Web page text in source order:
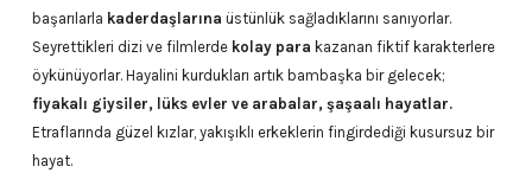
başarılarla kaderdaşlarına üstünlük sağladıklarını sanıyorlar.
Seyrettikleri dizi ve filmlerde kolay para kazanan fiktif karakterlere
öykünüyorlar. Hayalini kurdukları artık bambaşka bir gelecek;
fiyakalı giysiler, lüks evler ve arabalar, şaşaalı hayatlar.
Etraflarında güzel kızlar, yakışıklı erkeklerin fingirdediği kusursuz bir
hayat.